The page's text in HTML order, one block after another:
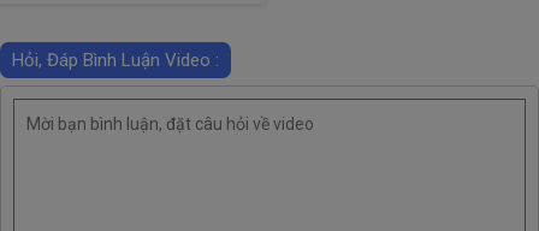
Hỏi, Đáp Bình Luận Video :